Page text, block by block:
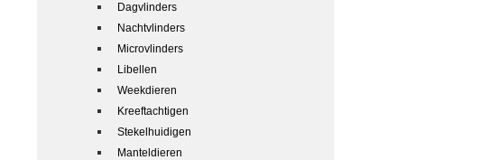
Dagvlinders
Nachtvlinders
Microvlinders
Libellen
Weekdieren
Kreeftachtigen
Stekelhuidigen
Manteldieren